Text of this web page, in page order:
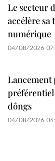
Le secteur
accélère
numérique
04/08/2026
dôngs
04/08/2026